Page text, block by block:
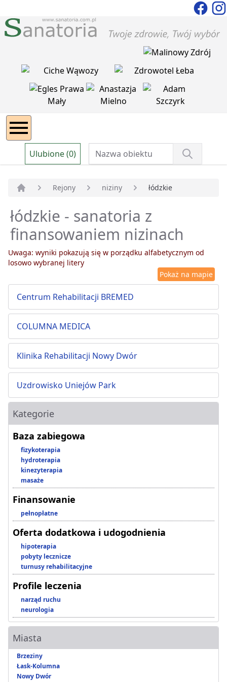
Ulubione (0)
Rejony niziny łódzkie
łódzkie - sanatoria z
finansowaniem nizinach
Uwaga: wyniki pokazują się w porządku alfabetycznym od
losowo wybranej litery
Pokaż na mapie
Centrum Rehabilitacji BREMED
COLUMNA MEDICA
Klinika Rehabilitacji Nowy Dwór
Uzdrowisko Uniejów Park
Kategorie
Baza zabiegowa
fizykoterapia
hydroterapia
kinezyterapia
masaże
Finansowanie
pełnopłatne
Oferta dodatkowa i udogodnienia
hipoterapia
pobyty lecznicze
turnusy rehabilitacyjne
Profile leczenia
narząd ruchu
neurologia
Miasta
Brzeziny
Łask-Kolumna
Nowy Dwór